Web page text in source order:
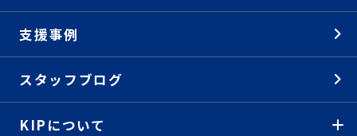
支援事例
スタッフブログ
KIPについて